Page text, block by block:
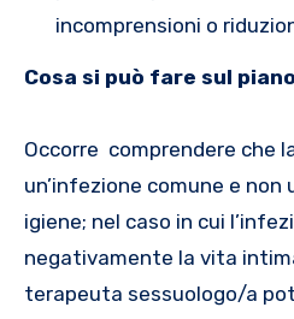
incomprensioni o
Cosa si può fare sul
Occorre comprendere che
un’infezione comune e non
igiene; nel caso in cui
negativamente la vita
terapeuta sessuologo/a